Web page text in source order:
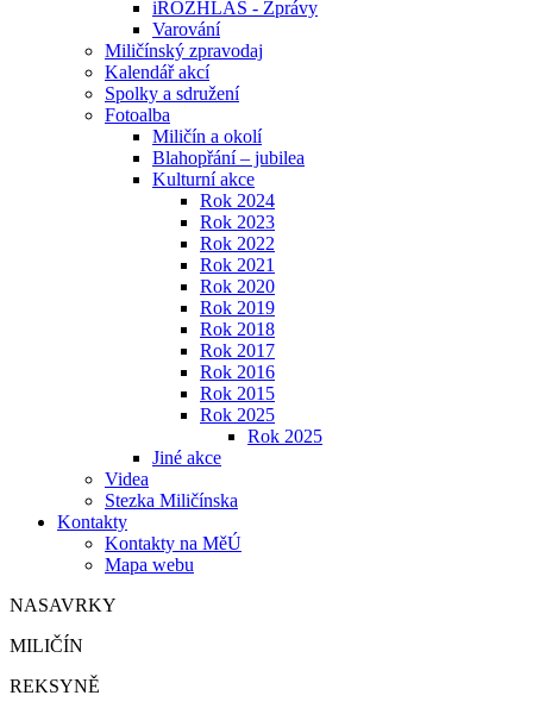
iROZHLAS - Zprávy
Varování
Miličínský zpravodaj
Kalendář akcí
Spolky a sdružení
Fotoalba
Miličín a okolí
Blahopřání – jubilea
Kulturní akce
Rok 2024
Rok 2023
Rok 2022
Rok 2021
Rok 2020
Rok 2019
Rok 2018
Rok 2017
Rok 2016
Rok 2015
Rok 2025
Rok 2025
Jiné akce
Videa
Stezka Miličínska
Kontakty
Kontakty na MěÚ
Mapa webu
NASAVRKY
MILIČÍN
REKSYNĚ